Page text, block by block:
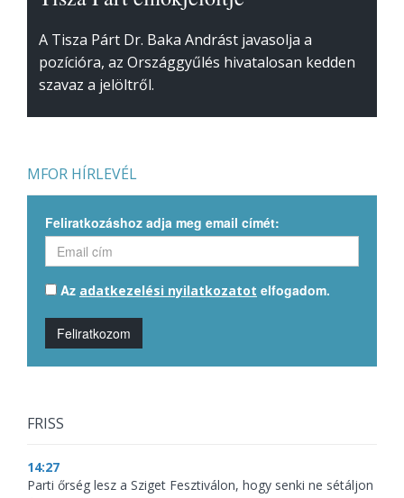
A Tisza Párt Dr. Baka Andrást javasolja a
pozícióra, az Országgyűlés hivatalosan kedden
szavaz a jelöltről.
MFOR HÍRLEVÉL
Feliratkozáshoz adja meg email címét:
Az adatkezelési nyilatkozatot elfogadom.
Feliratkozom
FRISS
14:27
Parti őrség lesz a Sziget Fesztiválon, hogy senki ne sétáljon